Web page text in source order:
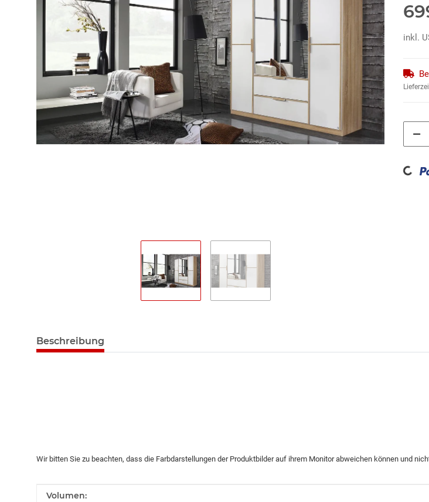
inkl.
Loading...
Beschreibung
Wir bitten Sie zu beachten, dass die Farbdarstellungen der Produktbilder auf ihrem Monitor abweichen können und
Produkteigenschaft
Wert
Volumen: